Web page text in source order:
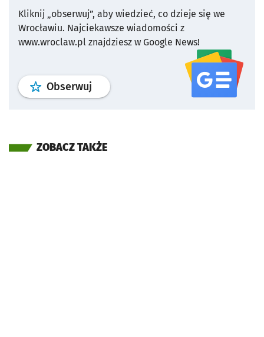
Kliknij „obserwuj”, aby wiedzieć, co dzieje się we
Wrocławiu. Najciekawsze wiadomości z
www.wroclaw.pl znajdziesz w Google News!
Obserwuj profil serwisu
ZOBACZ TAKŻE